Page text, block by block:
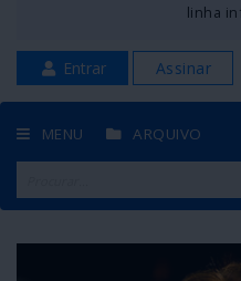
linha
Entrar Assinar
MENU ARQUIVO